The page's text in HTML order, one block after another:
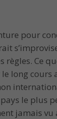
pour
règles. Ce
long cours
le plus
jamais vu